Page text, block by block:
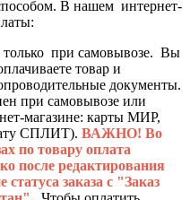
В нашем интернет-
только при самовывозе. Вы
товар и
документы.
при самовывозе или
магазине: карты МИР,
СПЛИТ). ВАЖНО! Во
по товару оплата
после редактирования
заказа с "Заказ